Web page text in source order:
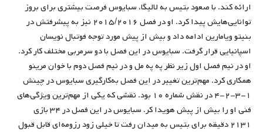
ارائه کند. با صعود بتیس به لالیگا، سبایوس فرصت بیشتری برای بروز
توانایی‌هایش پیدا کرد. او در فصل ۲۰۱۵/۲۰۱۶ نیز به پیشرفتش در
بنیتو ویامارین ادامه داد و بیش از پیش مورد توجه فوتبال نویسان
اسپانیایی قرار گرفت. سبایوس در این فصل با دو سرمربی مختلف کار کرد.
او در نیم فصل اول زیر نظر په په مل و در نیم فصل دوم با خوان مرینو
همکاری کرد. مهم‌ترین تغییر در این فصل به‌کارگیری سبایوس در چینش
۱-۳-۲-۴ در نقش شماره ۱۰ بود. نقشی که یکی از مهم‌ترین ویژگی‌های
فنی او را بیش از پیش هویدا کر. سبایوس در این فصل در ۳۴ بازی
۲۱۳۱ دقیقه برای بتیس به میدان رفت تا خیلی زود رزومه‌ای قابل قبول